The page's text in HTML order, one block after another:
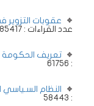
عقوبات التزوير
عدد القراءات : 85417
تعريف الحكومة
: 61756
النظام
: 58443